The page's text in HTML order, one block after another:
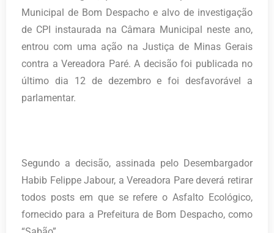
Municipal de Bom Despacho e alvo de investigação
de CPI instaurada na Câmara Municipal neste ano,
entrou com uma ação na Justiça de Minas Gerais
contra a Vereadora Paré. A decisão foi publicada no
último dia 12 de dezembro e foi desfavorável a
parlamentar.
Segundo a decisão, assinada pelo Desembargador
Habib Felippe Jabour, a Vereadora Pare deverá retirar
todos posts em que se refere o Asfalto Ecológico,
fornecido para a Prefeitura de Bom Despacho, como